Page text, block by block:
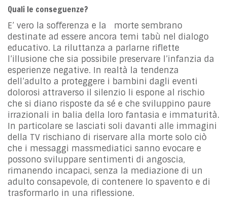
Quali le conseguenze?
E’ vero la sofferenza e la morte sembrano
destinate ad essere ancora temi tabù nel dialogo
educativo. La riluttanza a parlarne riflette
l’illusione che sia possibile preservare l’infanzia da
esperienze negative. In realtà la tendenza
dell’adulto a proteggere i bambini dagli eventi
dolorosi attraverso il silenzio li espone al rischio
che si diano risposte da sé e che sviluppino paure
irrazionali in balia della loro fantasia e immaturità.
In particolare se lasciati soli davanti alle immagini
della TV rischiano di riservare alla morte solo ciò
che i messaggi massmediatici sanno evocare e
possono sviluppare sentimenti di angoscia,
rimanendo incapaci, senza la mediazione di un
adulto consapevole, di contenere lo spavento e di
trasformarlo in una riflessione.